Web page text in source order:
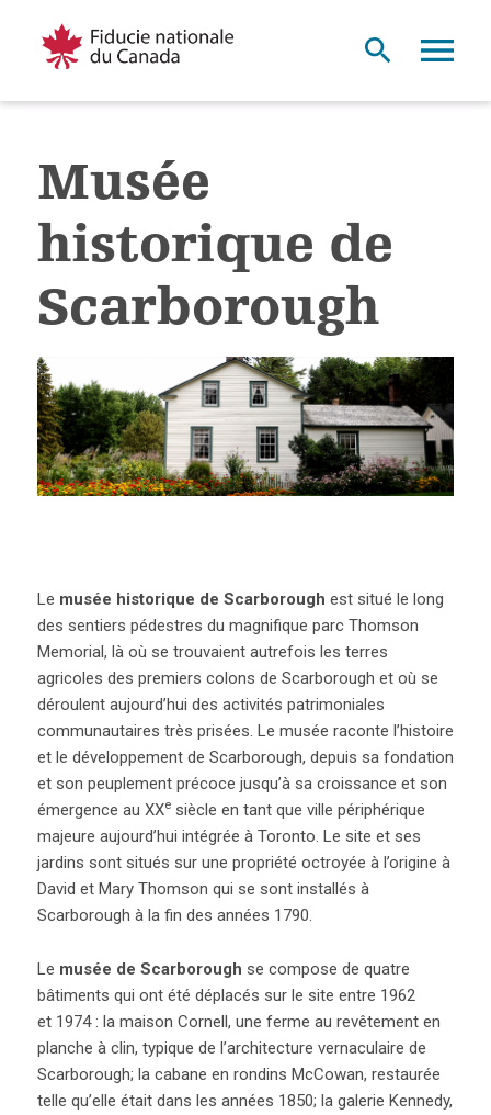
Musée
historique de
Scarborough
Le musée historique de Scarborough est situé le long
des sentiers pédestres du magnifique parc Thomson
Memorial, là où se trouvaient autrefois les terres
agricoles des premiers colons de Scarborough et où se
déroulent aujourd’hui des activités patrimoniales
communautaires très prisées. Le musée raconte l’histoire
et le développement de Scarborough, depuis sa fondation
et son peuplement précoce jusqu’à sa croissance et son
émergence au XXesiècle en tant que ville périphérique
majeure aujourd’hui intégrée à Toronto. Le site et ses
jardins sont situés sur une propriété octroyée à l’origine à
David et Mary Thomson qui se sont installés à
Scarborough à la fin des années 1790.
Le musée de Scarborough se compose de quatre
bâtiments qui ont été déplacés sur le site entre 1962
et 1974 : la maison Cornell, une ferme au revêtement en
planche à clin, typique de l’architecture vernaculaire de
Scarborough; la cabane en rondins McCowan, restaurée
telle qu’elle était dans les années 1850; la galerie Kennedy,